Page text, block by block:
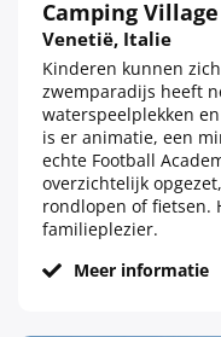
Camping
Venetië, Italie
Kinderen kunnen
zwemparadijs heeft
waterspeelplekken
is er animatie, een
echte Football
overzichtelijk
rondlopen of fietsen.
familieplezier.
Meer informatie